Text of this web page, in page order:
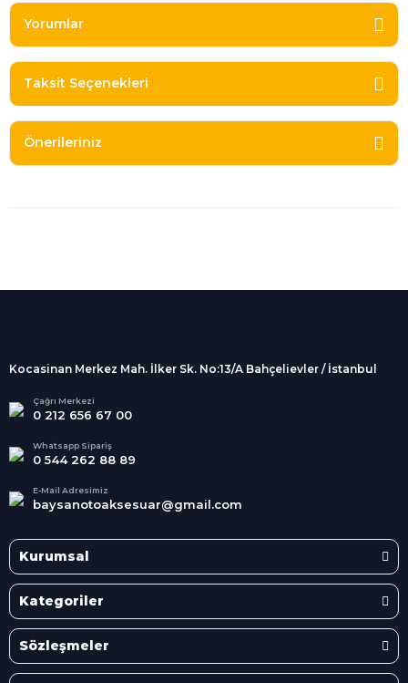
Yorumlar
Taksit Seçenekleri
Önerileriniz
Alışveriş
kargolanmaktadır.
Tüm Kredi Kartlarına taksit
seçenekleri
Kocasinan Merkez Mah. İlker Sk. No:13/A Bahçelievler / İstanbul
Çağrı Merkezi
0 212 656 67 00
Whatsapp Sipariş
0 544 262 88 89
E-Mail Adresimiz
baysanotoaksesuar@gmail.com
Kurumsal
Kategoriler
Sözleşmeler